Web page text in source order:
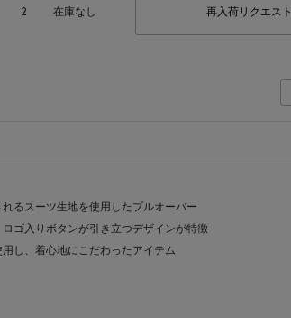
2 在庫なし 再入荷リクエスト
れるスーツ生地を使用したプルオーバー
ロゴ入りボタンが引き立つデザインが特徴
用し、着心地にこだわったアイテム